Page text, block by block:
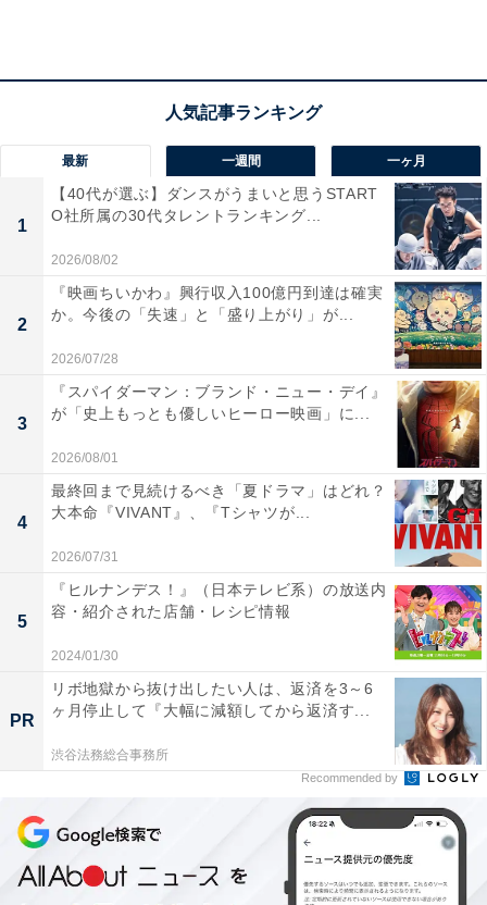
2位：「菅田将暉」さん
最新 一週間 一ヶ月
1
【40代が選ぶ】ダンスがうまいと思うSTART
O社所属の30代タレントランキング...
2026/08/02
2
『映画ちいかわ』興行収入100億円到達は確実
か。今後の「失速」と「盛り上がり」が...
2026/07/28
3
『スパイダーマン：ブランド・ニュー・デイ』
が「史上もっとも優しいヒーロー映画」に...
2026/08/01
4
最終回まで見続けるべき「夏ドラマ」はどれ？
大本命『VIVANT』、『Tシャツが...
2026/07/31
5
『ヒルナンデス！』（日本テレビ系）の放送内
容・紹介された店舗・レシピ情報
2024/01/30
PR
リボ地獄から抜け出したい人は、返済を3～6
ヶ月停止して『大幅に減額してから返済す...
渋谷法務総合事務所
Recommended by